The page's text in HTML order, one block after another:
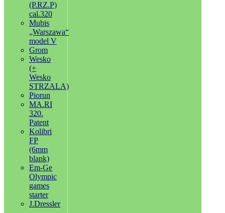
(P.RZ.P)
cal.320
Mubis
„Warszawa“
model V
Grom
Wesko
(+
Wesko
STRZALA)
Piorun
MA.RI
320.
Patent
Kolibri
FP
(6mm
blank)
Em-Ge
Olympic
games
starter
J.Dressler